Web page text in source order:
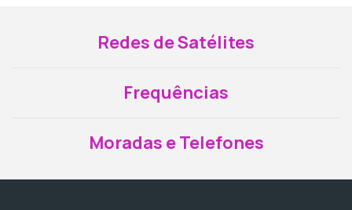
Redes de Satélites
Frequências
Moradas e Telefones